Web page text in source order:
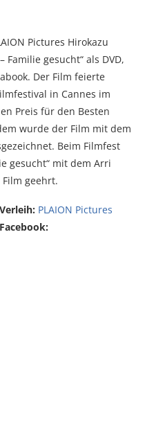
Pictures Hirokazu
Familie gesucht“ als DVD,
Der Film feierte
in Cannes im
Preis für den Besten
wurde der Film mit dem
Beim Filmfest
gesucht“ mit dem Arri
geehrt.
Verleih: PLAION Pictures
Facebook: